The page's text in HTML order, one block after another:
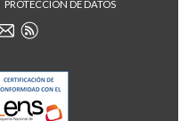
PROTECCIÓN DE DATOS